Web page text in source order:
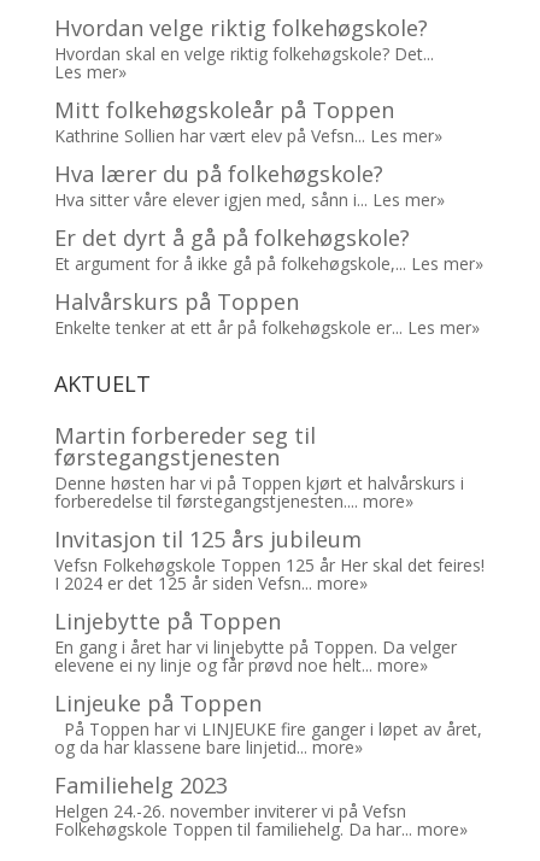
Hvordan velge riktig folkehøgskole?
Hvordan skal en velge riktig folkehøgskole? Det...
Les mer»
Mitt folkehøgskoleår på Toppen
Kathrine Sollien har vært elev på Vefsn... Les mer»
Hva lærer du på folkehøgskole?
Hva sitter våre elever igjen med, sånn i... Les mer»
Er det dyrt å gå på folkehøgskole?
Et argument for å ikke gå på folkehøgskole,... Les mer»
Halvårskurs på Toppen
Enkelte tenker at ett år på folkehøgskole er... Les mer»
AKTUELT
Martin forbereder seg til
førstegangstjenesten
Denne høsten har vi på Toppen kjørt et halvårskurs i
forberedelse til førstegangstjenesten.... more»
Invitasjon til 125 års jubileum
Vefsn Folkehøgskole Toppen 125 år Her skal det feires!
I 2024 er det 125 år siden Vefsn... more»
Linjebytte på Toppen
En gang i året har vi linjebytte på Toppen. Da velger
elevene ei ny linje og får prøvd noe helt... more»
Linjeuke på Toppen
På Toppen har vi LINJEUKE fire ganger i løpet av året,
og da har klassene bare linjetid... more»
Familiehelg 2023
Helgen 24.-26. november inviterer vi på Vefsn
Folkehøgskole Toppen til familiehelg. Da har... more»